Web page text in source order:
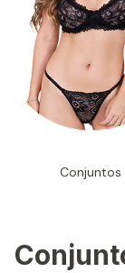
Conjuntos